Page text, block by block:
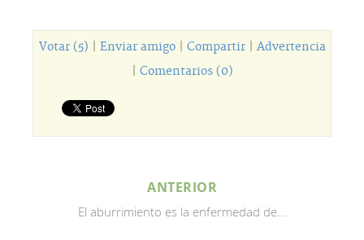
Votar (5) Enviar amigo| Compartir| Advertencia
Comentarios (0)
ANTERIOR
El aburrimiento es la enfermedad de...